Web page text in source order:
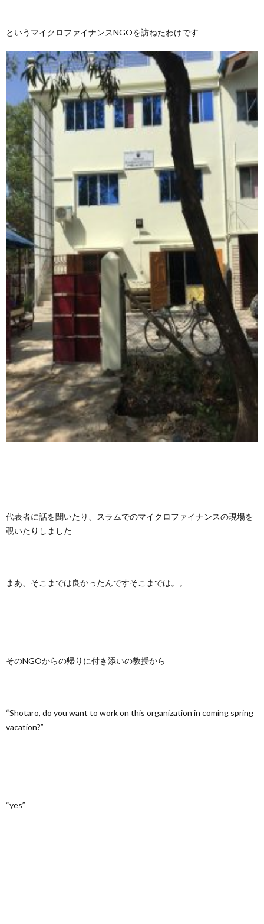
というマイクロファイナンスNGOを訪ねたわけです
代表者に話を聞いたり、スラムでのマイクロファイナンスの現場を
覗いたりしました
まあ、そこまでは良かったんですそこまでは。。
そのNGOからの帰りに付き添いの教授から
“Shotaro, do you want to work on this organization in coming spring
vacation?”
“yes”